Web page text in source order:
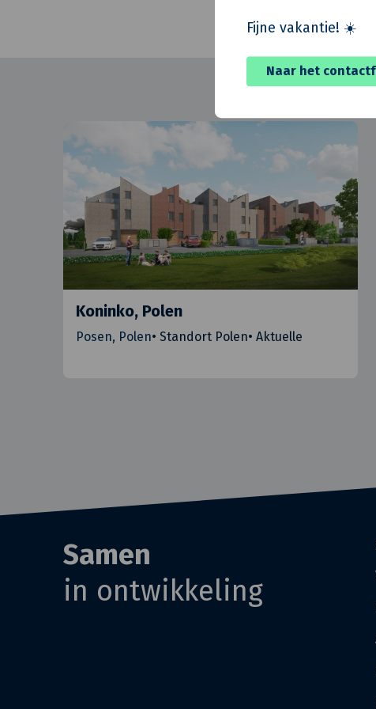
Fijne vakantie! ☀️
Naar het
Koninko, Polen
Posen, Polen• Standort Polen• Aktuelle
Samen
in ontwikkeling